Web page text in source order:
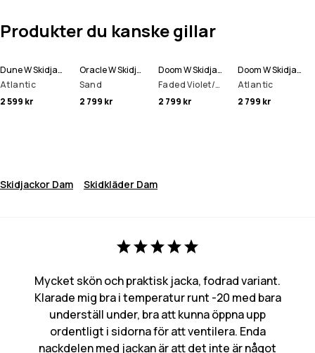
Produkter du kanske gillar
Dune W Skidjacka Women
Atlantic
2 599 kr
Oracle W Skidjacka Women
Sand
2 799 kr
Doom W Skidjacka Women
Faded Violet/Black/Dark Atlantic
2 799 kr
Doom W Skidjacka Women
Atlantic
2 799 kr
Skidjackor Dam Skidkläder Dam
Mycket skön och praktisk jacka, fodrad variant.
Klarade mig bra i temperatur runt -20 med bara
underställ under, bra att kunna öppna upp
ordentligt i sidorna för att ventilera. Enda
nackdelen med jackan är att det inte är något